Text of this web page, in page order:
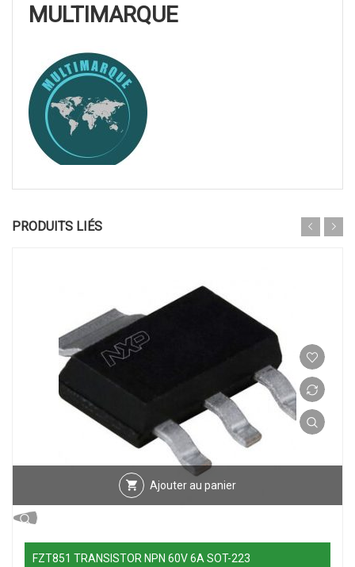
MULTIMARQUE
PRODUITS LIÉS
Ajouter au panier
FZT851 TRANSISTOR NPN 60V 6A SOT-223